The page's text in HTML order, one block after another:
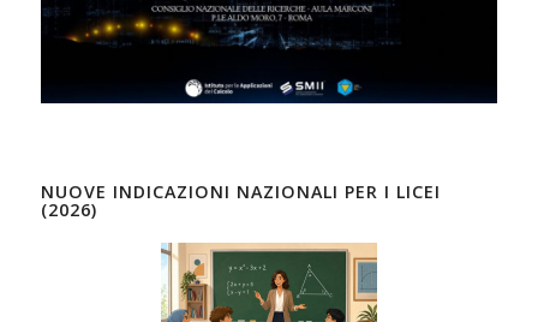
NUOVE INDICAZIONI NAZIONALI PER I LICEI
(2026)